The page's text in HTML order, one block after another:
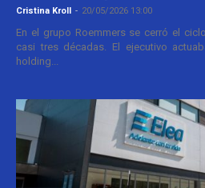
Cristina Kroll - 20/05/2026 13:00
En el grupo Roemmers se cerró el
casi tres décadas. El ejecutivo
holding...